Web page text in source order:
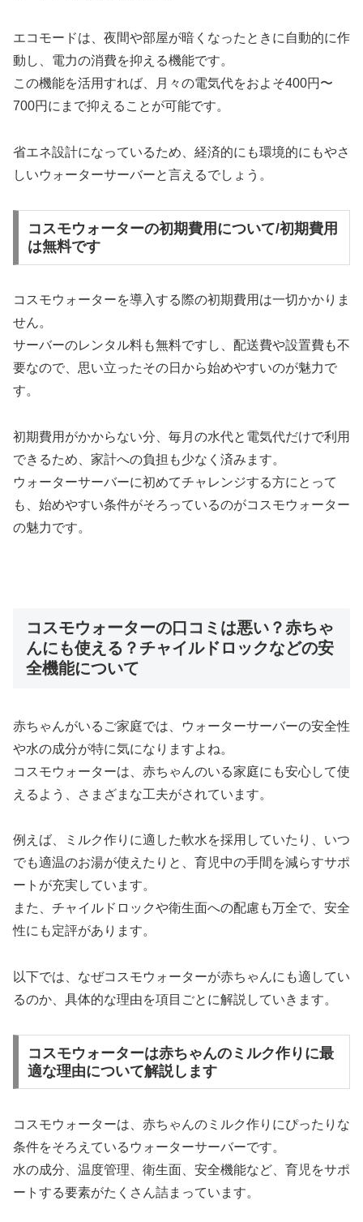
エコモードは、夜間や部屋が暗くなったときに自動的に作
動し、電力の消費を抑える機能です。
この機能を活用すれば、月々の電気代をおよそ400円〜
700円にまで抑えることが可能です。
省エネ設計になっているため、経済的にも環境的にもやさ
しいウォーターサーバーと言えるでしょう。
コスモウォーターの初期費用について/初期費用
は無料です
コスモウォーターを導入する際の初期費用は一切かかりま
せん。
サーバーのレンタル料も無料ですし、配送費や設置費も不
要なので、思い立ったその日から始めやすいのが魅力で
す。
初期費用がかからない分、毎月の水代と電気代だけで利用
できるため、家計への負担も少なく済みます。
ウォーターサーバーに初めてチャレンジする方にとって
も、始めやすい条件がそろっているのがコスモウォーター
の魅力です。
コスモウォーターの口コミは悪い？赤ちゃ
んにも使える？チャイルドロックなどの安
全機能について
赤ちゃんがいるご家庭では、ウォーターサーバーの安全性
や水の成分が特に気になりますよね。
コスモウォーターは、赤ちゃんのいる家庭にも安心して使
えるよう、さまざまな工夫がされています。
例えば、ミルク作りに適した軟水を採用していたり、いつ
でも適温のお湯が使えたりと、育児中の手間を減らすサポ
ートが充実しています。
また、チャイルドロックや衛生面への配慮も万全で、安全
性にも定評があります。
以下では、なぜコスモウォーターが赤ちゃんにも適してい
るのか、具体的な理由を項目ごとに解説していきます。
コスモウォーターは赤ちゃんのミルク作りに最
適な理由について解説します
コスモウォーターは、赤ちゃんのミルク作りにぴったりな
条件をそろえているウォーターサーバーです。
水の成分、温度管理、衛生面、安全機能など、育児をサポ
ートする要素がたくさん詰まっています。